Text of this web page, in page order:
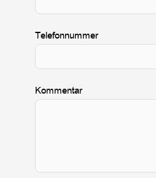
Telefonnummer
Kommentar